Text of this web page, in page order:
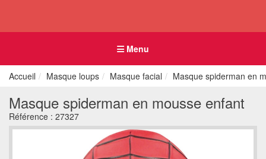
Menu
Accueil Masque loups Masque facial Masque spiderman en
Masque spiderman en mousse enfant
Référence : 27327